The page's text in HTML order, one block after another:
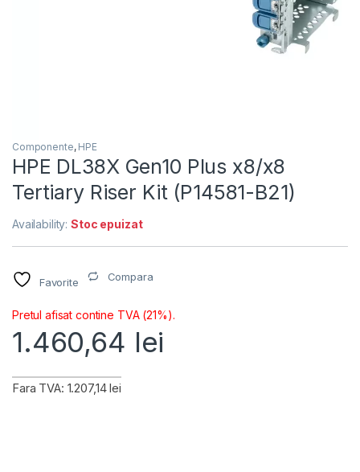
Componente, HPE
HPE DL38X Gen10 Plus x8/x8
Tertiary Riser Kit (P14581-B21)
Availability:Stoc epuizat
Favorite Compara
Pretul afisat contine TVA (21%).
1.460,64 lei
Fara TVA: 1.207,14 lei